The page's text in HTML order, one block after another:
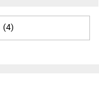
(4)